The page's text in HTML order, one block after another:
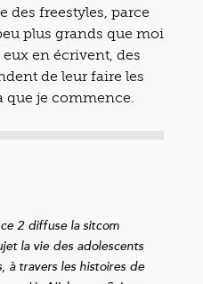
des freestyles, parce
plus grands que moi
en écrivent, des
de leur faire les
que je commence.
2 diffuse la sitcom
la vie des adolescents
à travers les histoires de